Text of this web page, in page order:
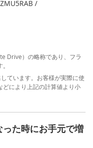
/
Drive）の略称であり、フラ
ています。お客様が実際に使
どにより上記の計算値より小
た時にお手元で増